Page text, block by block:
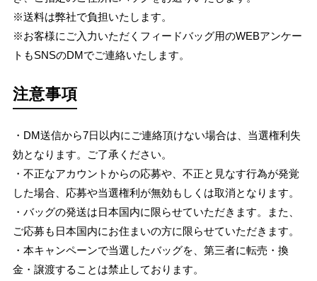
※送料は弊社で負担いたします。
※お客様にご入力いただくフィードバッグ用のWEBアンケー
トもSNSのDMでご連絡いたします。
注意事項
・DM送信から7日以内にご連絡頂けない場合は、当選権利失
効となります。ご了承ください。
・不正なアカウントからの応募や、不正と見なす行為が発覚
した場合、応募や当選権利が無効もしくは取消となります。
・バッグの発送は日本国内に限らせていただきます。また、
ご応募も日本国内にお住まいの方に限らせていただきます。
・本キャンペーンで当選したバッグを、第三者に転売・換
金・譲渡することは禁止しております。